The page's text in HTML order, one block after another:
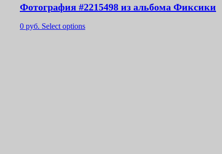
Фотография #2215498 из альбома Фиксики
0 руб. Select options